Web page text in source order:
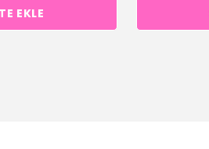
EKLE